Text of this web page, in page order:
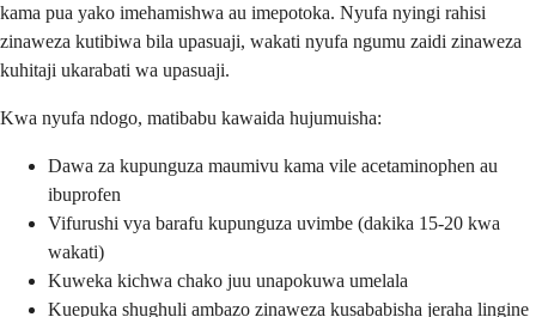
kama pua yako imehamishwa au imepotoka. Nyufa nyingi rahisi
zinaweza kutibiwa bila upasuaji, wakati nyufa ngumu zaidi zinaweza
kuhitaji ukarabati wa upasuaji.
Kwa nyufa ndogo, matibabu kawaida hujumuisha:
Dawa za kupunguza maumivu kama vile acetaminophen au
ibuprofen
Vifurushi vya barafu kupunguza uvimbe (dakika 15-20 kwa
wakati)
Kuweka kichwa chako juu unapokuwa umelala
Kuepuka shughuli ambazo zinaweza kusababisha jeraha lingine